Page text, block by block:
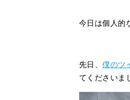
今日は個人的
先日、僕のツ
てくださいま